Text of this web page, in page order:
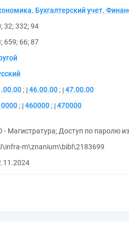
Бухгалтерский учет.
;32;332;94
; 659; 66;87
; 46.00.00 ; 47.00.00
; 460000 ; 470000
- Магистратура; Доступ по паролю
m\znanium\bibl\2183699